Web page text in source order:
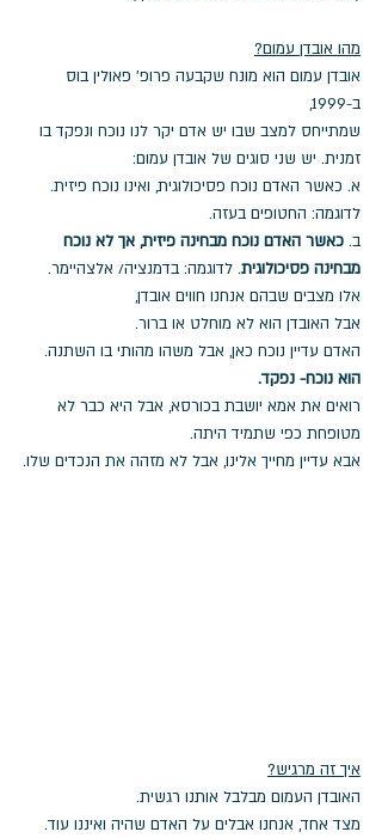
מהו אובדן עמום?
אובדן עמום הוא מונח שקבעה פרופ' פאולין בוס
ב-1999,
שמתייחס למצב שבו יש אדם יקר לנו נוכח ונפקד בו
זמנית. יש שני סוגים של אובדן עמום:
א. כאשר האדם נוכח פסיכולוגית, ואינו נוכח פיזית.
לדוגמה: החטופים בעזה.
ב. כאשר האדם נוכח מבחינה פיזית, אך לא נוכח
מבחינה פסיכולוגית. לדוגמה: בדמנציה/ אלצהיימר.
אלו מצבים שבהם אנחנו חווים אובדן,
אבל האובדן הוא לא מוחלט או ברור.
האדם עדיין נוכח כאן, אבל משהו מהותי בו השתנה.
הוא נוכח- נפקד.
רואים את אמא יושבת בכורסא, אבל היא כבר לא
מטופחת כפי שתמיד היתה.
אבא עדיין מחייך אלינו, אבל לא מזהה את הנכדים שלו.
איך זה מרגיש?
האובדן העמום מבלבל אותנו רגשית.
מצד אחד, אנחנו אבלים על האדם שהיה ואיננו עוד.